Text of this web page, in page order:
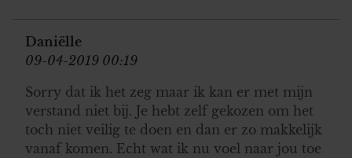
Daniëlle
09-04-2019 00:19
Sorry dat ik het zeg maar ik kan er met mijn
verstand niet bij. Je hebt zelf gekozen om het
toch niet veilig te doen en dan er zo makkelijk
vanaf komen. Echt wat ik nu voel naar jou toe